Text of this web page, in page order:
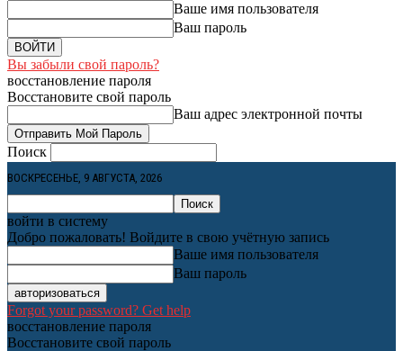
Ваше имя пользователя
Ваш пароль
Вы забыли свой пароль?
восстановление пароля
Восстановите свой пароль
Ваш адрес электронной почты
Поиск
ВОСКРЕСЕНЬЕ, 9 АВГУСТА, 2026
войти в систему
Добро пожаловать! Войдите в свою учётную запись
Ваше имя пользователя
Ваш пароль
Forgot your password? Get help
восстановление пароля
Восстановите свой пароль